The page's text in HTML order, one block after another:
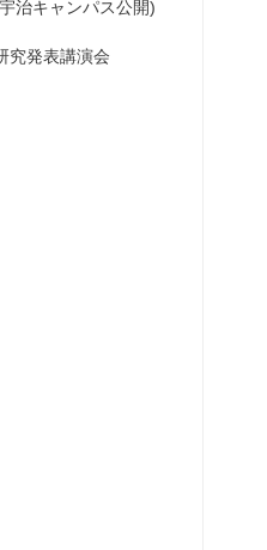
治キャンパス公開)
究発表講演会